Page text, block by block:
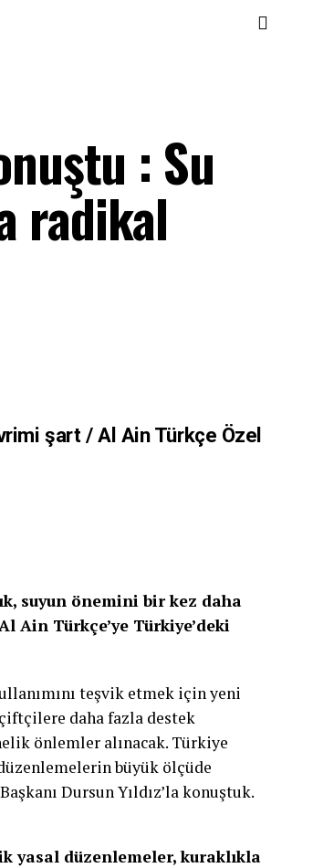
: Su
radikal
şart / Al Ain Türkçe Özel
suyun önemini bir kez daha
Ain Türkçe’ye Türkiye’deki
teşvik etmek için yeni
daha fazla destek
önlemler alınacak. Türkiye
büyük ölçüde
Dursun Yıldız’la konuştuk.
yasal düzenlemeler, kuraklıkla